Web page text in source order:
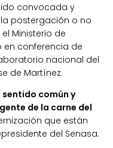
convocada y
postergación o no
Ministerio de
en conferencia de
nacional del
de Martínez.
sentido común y
de la carne del
que están
del Senasa.